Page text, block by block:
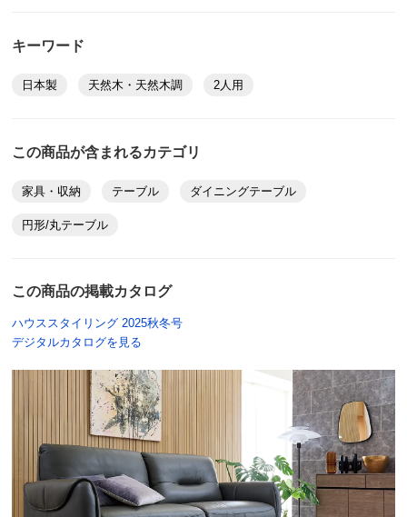
キーワード
日本製 天然木・天然木調 2人用
この商品が含まれるカテゴリ
家具・収納 テーブル ダイニングテーブル
円形/丸テーブル
この商品の掲載カタログ
ハウススタイリング 2025秋冬号
デジタルカタログを見る